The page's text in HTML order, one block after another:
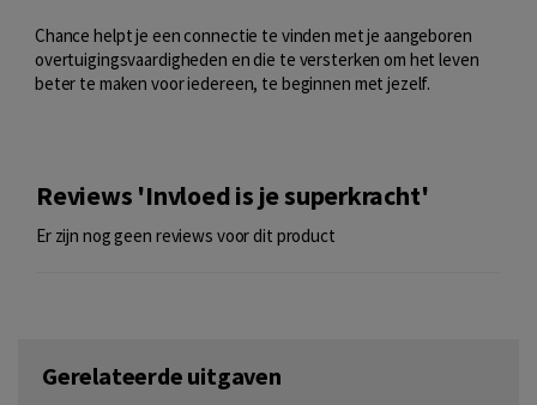
Chance helpt je een connectie te vinden met je aangeboren
overtuigingsvaardigheden en die te versterken om het leven
beter te maken voor iedereen, te beginnen met jezelf.
Reviews 'Invloed is je superkracht'
Er zijn nog geen reviews voor dit product
Gerelateerde uitgaven